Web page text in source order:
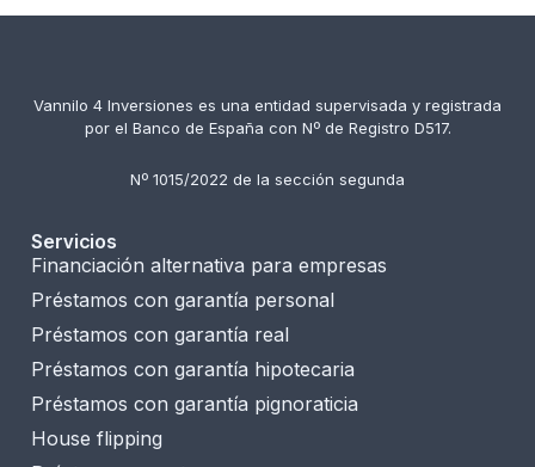
Vannilo 4 Inversiones es una entidad supervisada y registrada
por el Banco de España con Nº de Registro D517.
Nº 1015/2022 de la sección segunda
Servicios
Financiación alternativa para empresas
Préstamos con garantía personal
Préstamos con garantía real
Préstamos con garantía hipotecaria
Préstamos con garantía pignoraticia
House flipping